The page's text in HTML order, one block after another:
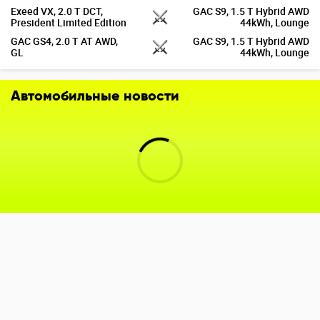
Exeed VX, 2.0 T DCT,
President Limited Edition
GAC S9, 1.5 T Hybrid AWD
44kWh, Lounge
GAC GS4, 2.0 T AT AWD,
GL
GAC S9, 1.5 T Hybrid AWD
44kWh, Lounge
Автомобильные новости